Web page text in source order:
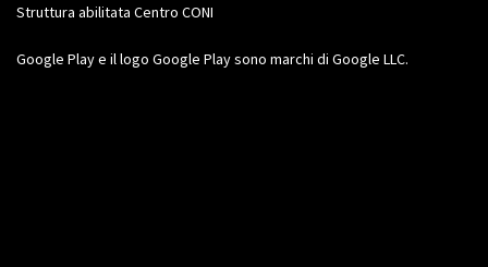
Struttura abilitata Centro CONI
Google Play e il logo Google Play sono marchi di Google LLC.